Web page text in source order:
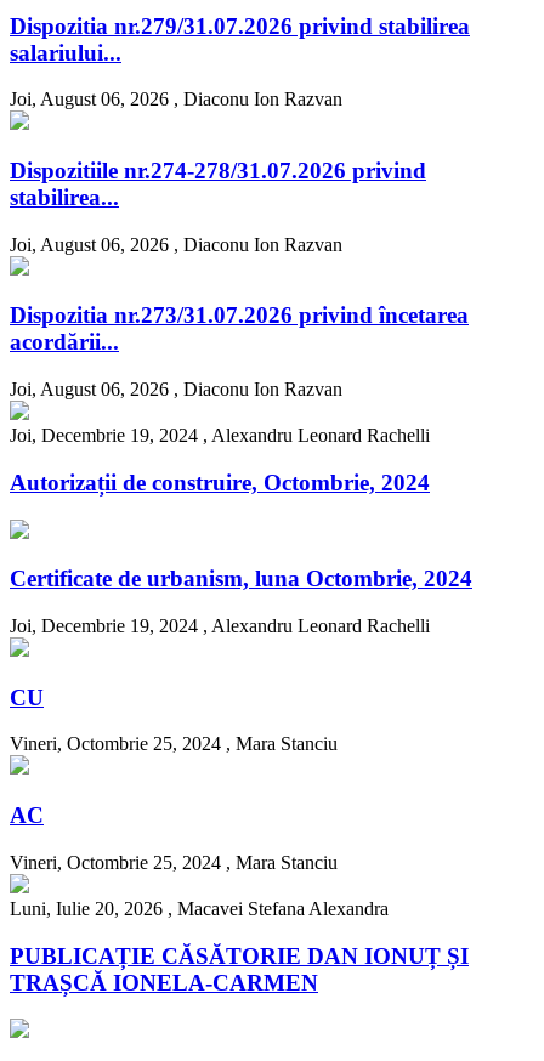
Dispozitia nr.279/31.07.2026 privind stabilirea
salariului...
Joi, August 06, 2026 , Diaconu Ion Razvan
Dispozitiile nr.274-278/31.07.2026 privind
stabilirea...
Joi, August 06, 2026 , Diaconu Ion Razvan
Dispozitia nr.273/31.07.2026 privind încetarea
acordării...
Joi, August 06, 2026 , Diaconu Ion Razvan
Joi, Decembrie 19, 2024 , Alexandru Leonard Rachelli
Autorizații de construire, Octombrie, 2024
Certificate de urbanism, luna Octombrie, 2024
Joi, Decembrie 19, 2024 , Alexandru Leonard Rachelli
CU
Vineri, Octombrie 25, 2024 , Mara Stanciu
AC
Vineri, Octombrie 25, 2024 , Mara Stanciu
Luni, Iulie 20, 2026 , Macavei Stefana Alexandra
PUBLICAȚIE CĂSĂTORIE DAN IONUȚ ȘI
TRAȘCĂ IONELA-CARMEN